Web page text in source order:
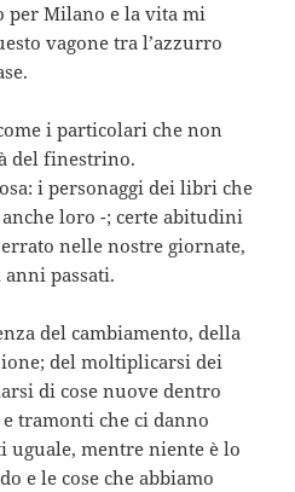
per Milano e la vita mi
vagone tra l’azzurro
i particolari che non
del finestrino.
i personaggi dei libri che
loro -; certe abitudini
nelle nostre giornate,
passati.
del cambiamento, della
del moltiplicarsi dei
di cose nuove dentro
e tramonti che ci danno
uguale, mentre niente è lo
e le cose che abbiamo